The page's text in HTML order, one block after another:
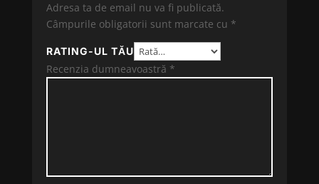
Adresa ta de email nu va fi publicată.
Câmpurile obligatorii sunt marcate cu *
RATING-UL TĂU
Recenzia dumneavoastră *